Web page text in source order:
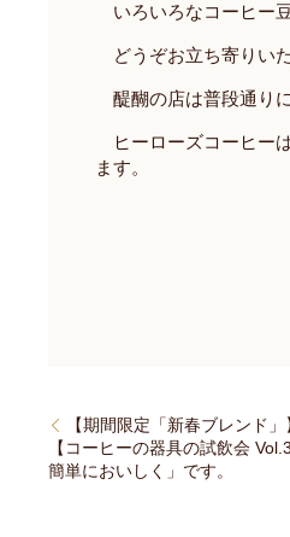
いろいろなコーヒー
どうぞお立ち寄りい
醍醐の店は普段通りに
ヒーローズコーヒー
ます。
【期間限定「新春ブレンド
【コーヒーの器具の試飲会
簡単においしく」です。